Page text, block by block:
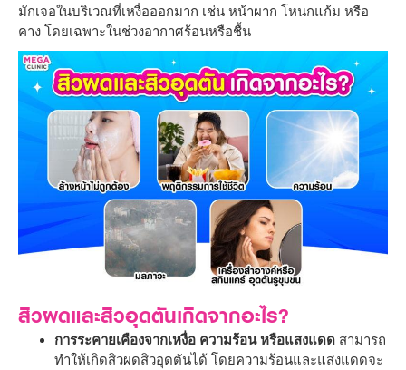
มักเจอในบริเวณที่เหงื่อออกมาก เช่น หน้าผาก โหนกแก้ม หรือ
คาง โดยเฉพาะในช่วงอากาศร้อนหรือชื้น
สิวผดและสิวอุดตันเกิดจากอะไร?
การระคายเคืองจากเหงื่อ ความร้อน หรือแสงแดด สามารถ
ทำให้เกิดสิวผดสิวอุดตันได้ โดยความร้อนและแสงแดดจะ